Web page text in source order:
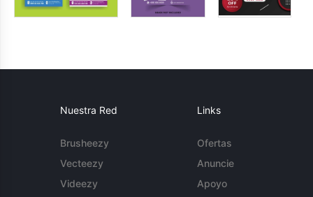
Nuestra Red
Brusheezy
Vecteezy
Videezy
Links
Ofertas
Anuncie
Apoyo